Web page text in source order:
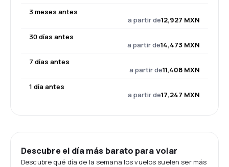
3 meses antes
a partir de12,927 MXN
30 días antes
a partir de14,473 MXN
7 días antes
a partir de11,408 MXN
1 día antes
a partir de17,247 MXN
Descubre el día más barato para volar
Descubre qué día de la semana los vuelos suelen ser más